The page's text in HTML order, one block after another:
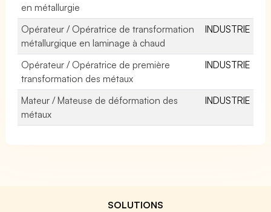
en métallurgie
Opérateur / Opératrice de transformation
métallurgique en laminage à chaud
INDUSTRIE
Opérateur / Opératrice de première
transformation des métaux
INDUSTRIE
Mateur / Mateuse de déformation des
métaux
INDUSTRIE
SOLUTIONS